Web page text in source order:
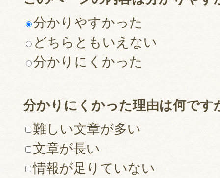
分かりやすかった
どちらともいえない
分かりにくかった
分かりにくかった理由は何です
難しい文章が多い
文章が長い
情報が足りていない